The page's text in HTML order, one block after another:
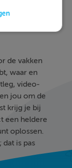
nou
de vakken
waar en
video-
jou om de
krijg je bij
een heldere
oplossen.
is pas